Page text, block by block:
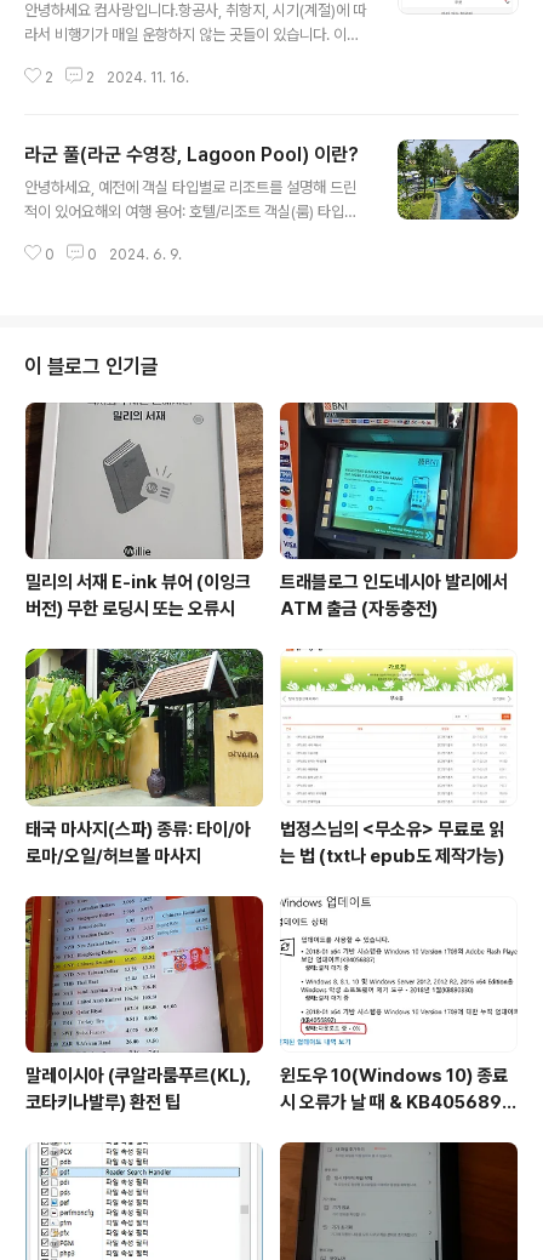
안녕하세요 컴사랑입니다.항공사, 취항지, 시기(계절)에 따
라서 비행기가 매일 운항하지 않는 곳들이 있습니다. 이런
는 경우가 있습니다. 심지어 예약할 때도 이를 모르면, 좌석
요일을 쉽게 확인할 수 있는 방법을 알려 드립니다. 그것은
바로 인천공항 홈페이지를 이용하는 방법입니다!https://
www.airport.kr/ap/ko/dep/pasRegSchList.do->
천국제공항 www.airport.kr 제가 좋아하는 푸켓으로 한
2 2 2024. 11. 16.
라군 풀(라군 수영장, Lagoon Pool) 이란?
안녕하세요, 예전에 객실 타입별로 리조트를 설명해 드린
적이 있어요해외 여행 용어: 호텔/리조트 객실(룸) 타입편:
er.net) 해외 여행 용어: 호텔/리조트 객실(룸) 타입편: 빌
니면 이쁜 바다? 어느 것이든 좋습니다. (둘 다 가진 리조트
도 많comlover.net 그 외에도 수영장 타입에 따라서도
조금 구분을 할 수도 있겠는데요, 간혹 보통의 수영장 말고,
라군 풀(Lagoon Pool)을 가지고 있는 리조트 들이 있습
니다. 그럼 라운 풀(Lagoon Pool)..
0 0 2024. 6. 9.
이 블로그 인기글
밀리의 서재 E-ink 뷰어 (이잉크
버전) 무한 로딩시 또는 오류시
트래블로그 인도네시아 발리에서
ATM 출금 (자동충전)
태국 마사지(스파) 종류: 타이/아
로마/오일/허브볼 마사지
법정스님의 <무소유> 무료로 읽
는 법 (txt나 epub도 제작가능)
말레이시아 (쿠알라룸푸르(KL),
코타키나발루) 환전 팁
윈도우 10(Windows 10) 종료
시 오류가 날 때 & KB4056892